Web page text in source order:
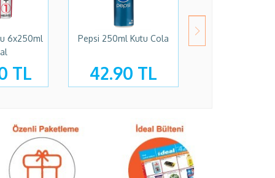
6x250ml
TL
Pepsi 250ml Kutu Cola
42.90 TL